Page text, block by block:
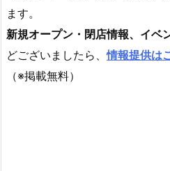
ます。
新規オープン・閉店情報、イベ
どございましたら、情報提供は
（※掲載無料）